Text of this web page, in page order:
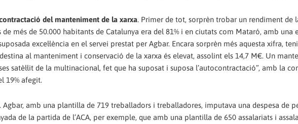
del manteniment de la xarxa. Primer de tot, sorprèn trobar un rendiment de
més de 50.000 habitants de Catalunya era del 81% i en ciutats com Mataró, amb una
excel·lència en el servei prestat per Agbar. Encara sorprèn més aquesta xifra,
al manteniment i conservació de la xarxa és elevat, assolint els 14,7 M€. Un
satèl·lit de la multinacional, fet que ha suposat i suposa l’autocontractació”, amb la
19% afegit.
. Agbar, amb una plantilla de 719 treballadors i treballadores, imputava una despesa de
de la partida de l’ACA, per exemple, que amb una plantilla de 650 assalariats i